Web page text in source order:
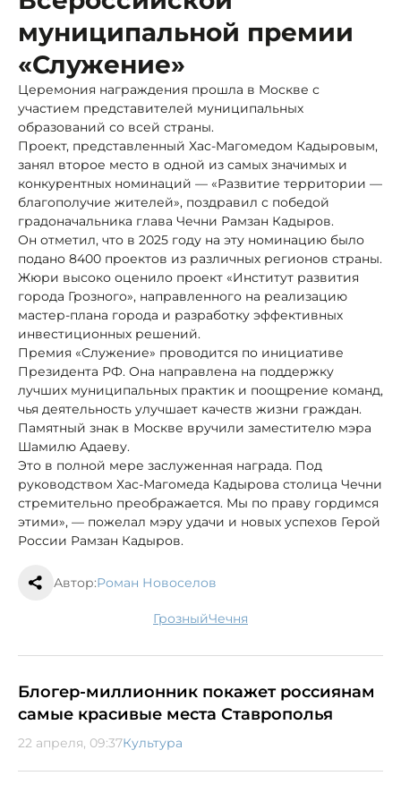
муниципальной премии
«Служение»
Церемония награждения прошла в Москве с
участием представителей муниципальных
образований со всей страны.
Проект, представленный Хас-Магомедом Кадыровым,
занял второе место в одной из самых значимых и
конкурентных номинаций — «Развитие территории —
благополучие жителей», поздравил с победой
градоначальника глава Чечни Рамзан Кадыров.
Он отметил, что в 2025 году на эту номинацию было
подано 8400 проектов из различных регионов страны.
Жюри высоко оценило проект «Институт развития
города Грозного», направленного на реализацию
мастер-плана города и разработку эффективных
инвестиционных решений.
Премия «Служение» проводится по инициативе
Президента РФ. Она направлена на поддержку
лучших муниципальных практик и поощрение команд,
чья деятельность улучшает качеств жизни граждан.
Памятный знак в Москве вручили заместителю мэра
Шамилю Адаеву.
Это в полной мере заслуженная награда. Под
руководством Хас-Магомеда Кадырова столица Чечни
стремительно преображается. Мы по праву гордимся
этими», — пожелал мэру удачи и новых успехов Герой
России Рамзан Кадыров.
Автор:Роман Новоселов
Грозный Чечня
Блогер-миллионник покажет россиянам
самые красивые места Ставрополья
22 апреля, 09:37Культура